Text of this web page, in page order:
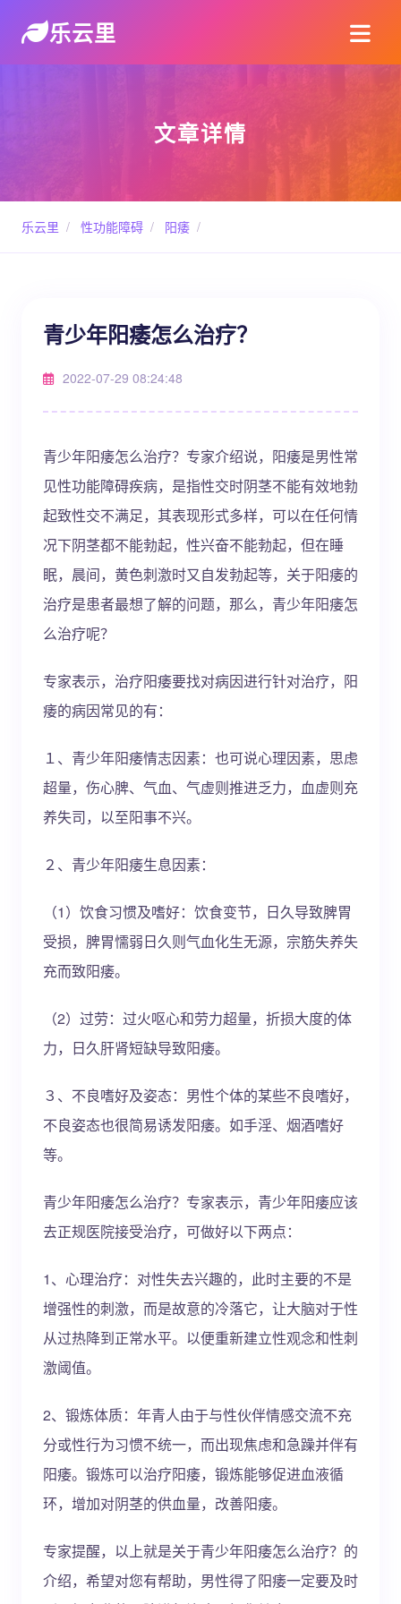
乐云里
文章详情
乐云里 / 性功能障碍 / 阳痿 /
青少年阳痿怎么治疗？
2022-07-29 08:24:48
青少年阳痿怎么治疗？专家介绍说，阳痿是男性常
见性功能障碍疾病，是指性交时阴茎不能有效地勃
起致性交不满足，其表现形式多样，可以在任何情
况下阴茎都不能勃起，性兴奋不能勃起，但在睡
眠，晨间，黄色刺激时又自发勃起等，关于阳痿的
治疗是患者最想了解的问题，那么，青少年阳痿怎
么治疗呢？
专家表示，治疗阳痿要找对病因进行针对治疗，阳
痿的病因常见的有：
１、青少年阳痿情志因素：也可说心理因素，思虑
超量，伤心脾、气血、气虚则推进乏力，血虚则充
养失司，以至阳事不兴。
２、青少年阳痿生息因素：
（1）饮食习惯及嗜好：饮食变节，日久导致脾胃
受损，脾胃懦弱日久则气血化生无源，宗筋失养失
充而致阳痿。
（2）过劳：过火呕心和劳力超量，折损大度的体
力，日久肝肾短缺导致阳痿。
３、不良嗜好及姿态：男性个体的某些不良嗜好，
不良姿态也很简易诱发阳痿。如手淫、烟酒嗜好
等。
青少年阳痿怎么治疗？专家表示，青少年阳痿应该
去正规医院接受治疗，可做好以下两点：
1、心理治疗：对性失去兴趣的，此时主要的不是
增强性的刺激，而是故意的冷落它，让大脑对于性
从过热降到正常水平。以便重新建立性观念和性刺
激阈值。
2、锻炼体质：年青人由于与性伙伴情感交流不充
分或性行为习惯不统一，而出现焦虑和急躁并伴有
阳痿。锻炼可以治疗阳痿，锻炼能够促进血液循
环，增加对阴茎的供血量，改善阳痿。
专家提醒，以上就是关于青少年阳痿怎么治疗？的
介绍，希望对您有帮助，男性得了阳痿一定要及时